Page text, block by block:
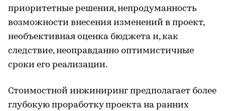
приоритетные решения, непродуманность
возможности внесения изменений в проект,
необъективная оценка бюджета и, как
следствие, неоправданно оптимистичные
сроки его реализации.
Стоимостной инжиниринг предполагает более
глубокую проработку проекта на ранних